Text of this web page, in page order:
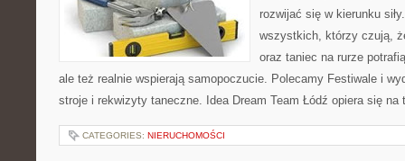
rozwijać się w kierunku
wszystkich, którzy czują,
oraz taniec na rurze
ale też realnie wspierają samopoczucie. Polecamy Festiwale i
stroje i rekwizyty taneczne. Idea Dream Team Łódź opiera się
CATEGORIES: NIERUCHOMOŚCI